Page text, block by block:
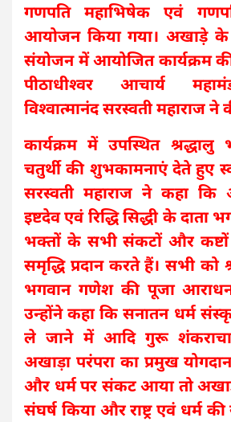
गणपति महाभिषेक एवं
आयोजन किया गया। अखाड़े
संयोजन में आयोजित कार्यक्रम
पीठाधीश्वर आचार्य
विश्वात्मानंद सरस्वती महाराज ने
कार्यक्रम में उपस्थित
चतुर्थी की शुभकामनाएं देते हुए
सरस्वती महाराज ने कहा
इष्टदेव एवं रिद्धि सिद्धी के
भक्तों के सभी संकटों और
समृद्धि प्रदान करते हैं। सभी को
भगवान गणेश की पूजा
उन्होंने कहा कि सनातन धर्म
ले जाने में आदि गुरू शंकराचार्य
अखाड़ा परंपरा का प्रमुख
और धर्म पर संकट आया तो
संघर्ष किया और राष्ट्र एवं धर्म की